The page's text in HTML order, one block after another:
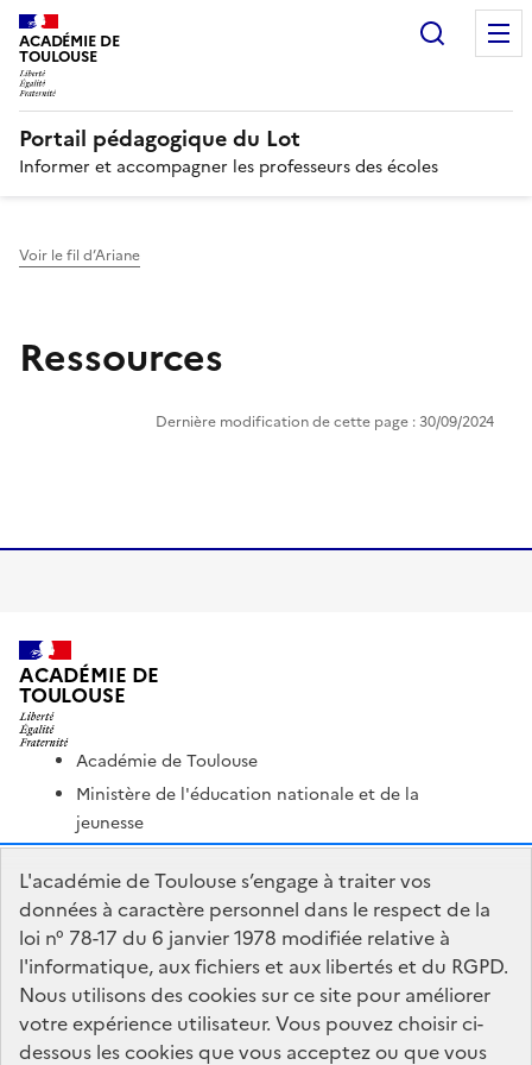
ACADÉMIE DE
TOULOUSE
Portail pédagogique du Lot
Informer et accompagner les professeurs des écoles
Voir le fil d’Ariane
Ressources
Dernière modification de cette page : 30/09/2024
ACADÉMIE DE
TOULOUSE
Académie de Toulouse
Ministère de l'éducation nationale et de la
jeunesse
Ministère de l'enseignement supérieur et de la
recherche
Portail Pédagogique Académique
Nous contacter
DSDEN du Lot
L'académie de Toulouse s’engage à traiter vos
données à caractère personnel dans le respect de la
loi n° 78-17 du 6 janvier 1978 modifiée relative à
l'informatique, aux fichiers et aux libertés et du RGPD.
Nous utilisons des cookies sur ce site pour améliorer
votre expérience utilisateur. Vous pouvez choisir ci-
dessous les cookies que vous acceptez ou que vous